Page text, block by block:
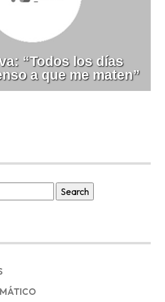
“Todos los días
a que me maten”